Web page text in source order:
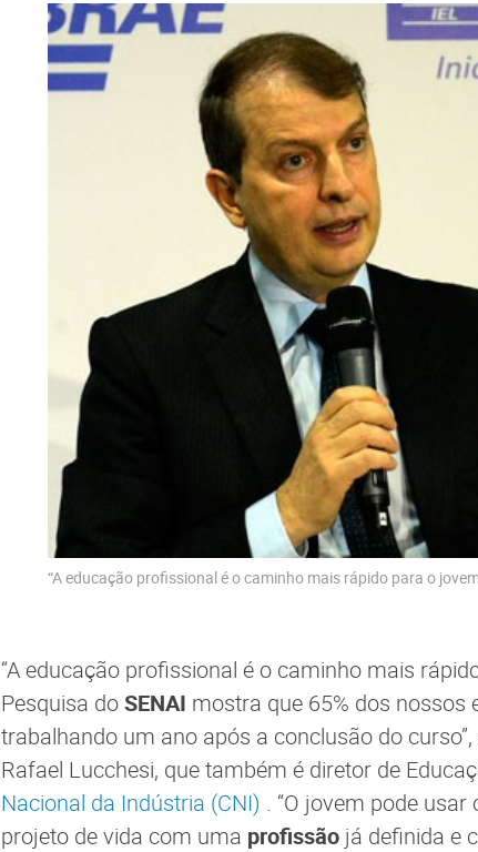
“A educação profissional é o caminho mais rápido para o
“A educação profissional é o caminho mais
Pesquisa doSENAI mostra que 65% dos nossos
trabalhando um ano após a conclusão do
Rafael Lucchesi, que também é diretor de
Nacional da Indústria (CNI) . “O jovem pode
projeto de vida com uma profissão já definida e